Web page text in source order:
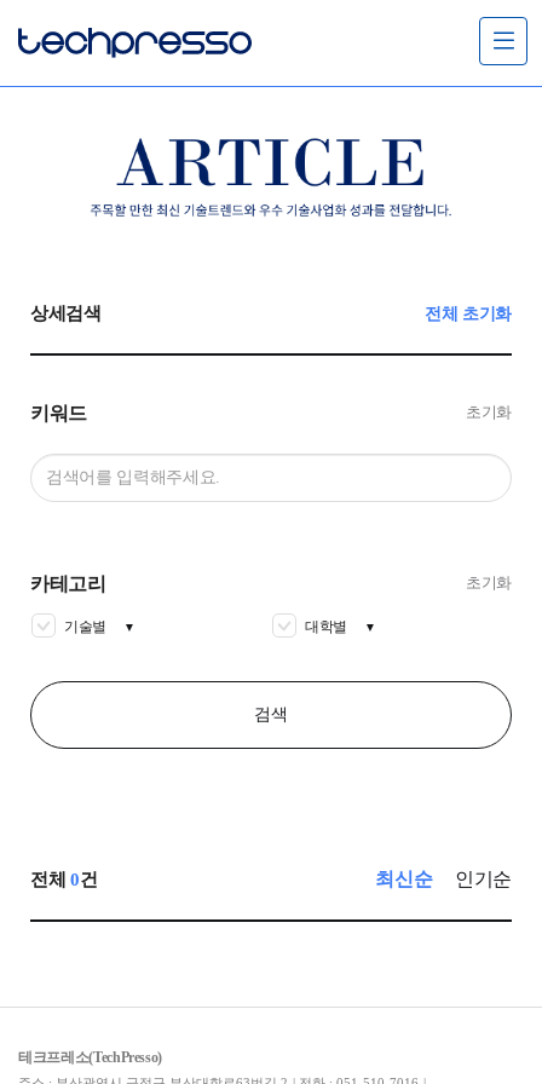
메
뉴
전체 0건 최신순 인기순
상세검색 전체 초기화
키워드 초기화
카테고리 초기화
기술별 ▼ 대학별 ▼
검색
테크프레소(TechPresso)